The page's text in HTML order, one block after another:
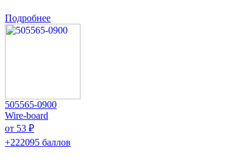
Подробнее
505565-0900
Wire-board
от 53 ₽
+222095 баллов